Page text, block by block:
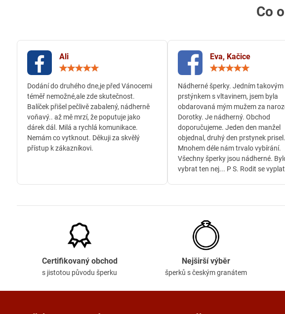
Co
Ali
/
5
Dodání do druhého dne,je před Vánocemi
téměř nemožné,ale zde skutečnost.
Balíček přišel pečlivě zabalený, nádherně
voňavý.. až mě mrzí, že poputuje jako
dárek dál. Milá a rychlá komunikace.
Nemám co vytknout. Děkuji za skvělý
přístup k zákazníkovi.
Eva, Kačice
/
5
Nádherné šperky. Jedním takovým
prstýnkem s vltavinem, jsem byla
obdarovaná mým mužem za
Dorotky. Je nádherný. Obchod
doporučujeme. Jeden den manžel
objednal, druhý den prstynek prisel.
Mnohem déle nám trvalo vybírání.
Všechny šperky jsou nádherné.
vybrat ten nej... P S. Rodit se
Certifikovaný obchod
s jistotou původu šperku
Nejširší výběr
šperků s českým granátem